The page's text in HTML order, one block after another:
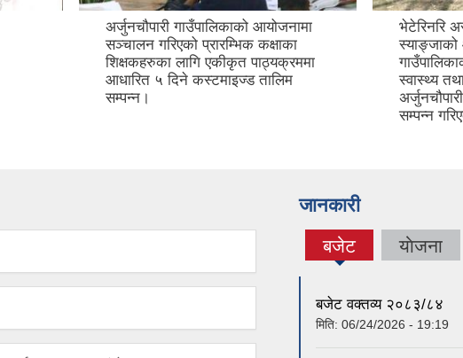
अर्जुनचौपारी गाउँपालिकाको आयोजनामा
सञ्चालन गरिएको प्रारम्भिक कक्षाका
शिक्षकहरुका लागि एकीकृत पाठ्यक्रममा
आधारित ५ दिने कस्टमाइज्ड तालिम
सम्पन्न।
भेटेरिनरि
स्याङ्जाको
स्वास्थ्य
सम्पन्न
जानकारी
बजेट
(active
याेजना
बजेट वक्तव्य २०८३/८४
मिति: 06/24/2026 - 19:19